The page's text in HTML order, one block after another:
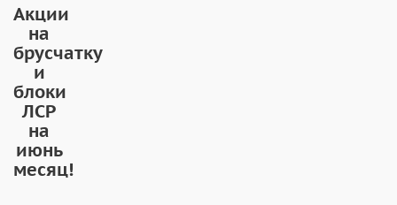
Акции
на
брусчатку
и
блоки
ЛСР
на
июнь
месяц!